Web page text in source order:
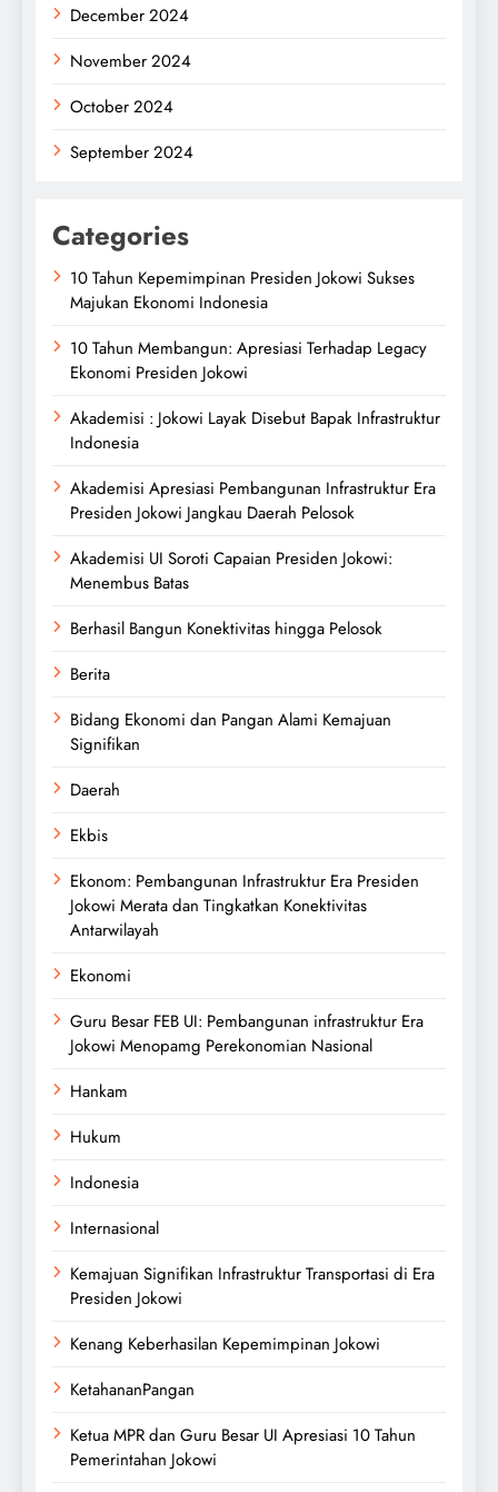
December 2024
November 2024
October 2024
September 2024
Categories
10 Tahun Kepemimpinan Presiden Jokowi Sukses
Majukan Ekonomi Indonesia
10 Tahun Membangun: Apresiasi Terhadap Legacy
Ekonomi Presiden Jokowi
Akademisi : Jokowi Layak Disebut Bapak Infrastruktur
Indonesia
Akademisi Apresiasi Pembangunan Infrastruktur Era
Presiden Jokowi Jangkau Daerah Pelosok
Akademisi UI Soroti Capaian Presiden Jokowi:
Menembus Batas
Berhasil Bangun Konektivitas hingga Pelosok
Berita
Bidang Ekonomi dan Pangan Alami Kemajuan
Signifikan
Daerah
Ekbis
Ekonom: Pembangunan Infrastruktur Era Presiden
Jokowi Merata dan Tingkatkan Konektivitas
Antarwilayah
Ekonomi
Guru Besar FEB UI: Pembangunan infrastruktur Era
Jokowi Menopamg Perekonomian Nasional
Hankam
Hukum
Indonesia
Internasional
Kemajuan Signifikan Infrastruktur Transportasi di Era
Presiden Jokowi
Kenang Keberhasilan Kepemimpinan Jokowi
KetahananPangan
Ketua MPR dan Guru Besar UI Apresiasi 10 Tahun
Pemerintahan Jokowi